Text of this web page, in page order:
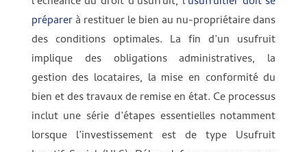
préparerà restituer le bien au nu-propriétaire dans
des conditions optimales. La fin d’un usufruit
implique des obligations administratives, la
gestion des locataires, la mise en conformité du
bien et des travaux de remise en état. Ce processus
inclut une série d’étapes essentielles notamment
lorsque l’investissement est de type Usufruit